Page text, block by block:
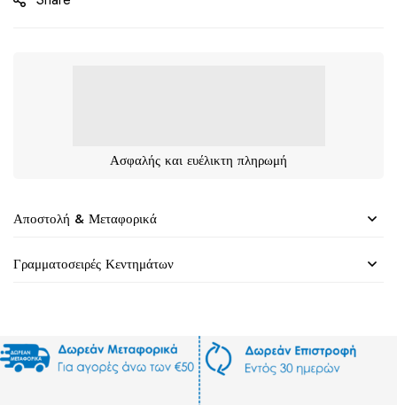
Ασφαλής και ευέλικτη πληρωμή
Αποστολή & Μεταφορικά
Γραμματοσειρές Κεντημάτων